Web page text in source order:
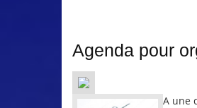
Agenda pour
A une